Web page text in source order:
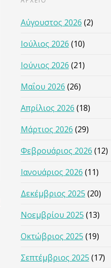
Αύγουστος 2026 (2)
Ιούλιος 2026 (10)
Ιούνιος 2026 (21)
Μαΐου 2026 (26)
Απρίλιος 2026 (18)
Μάρτιος 2026 (29)
Φεβρουάριος 2026 (12)
Ιανουάριος 2026 (11)
Δεκέμβριος 2025 (20)
Νοεμβρίου 2025 (13)
Οκτώβριος 2025 (19)
Σεπτέμβριος 2025 (17)